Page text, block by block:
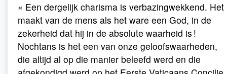
« Een dergelijk charisma is verbazingwekkend. Het
maakt van de mens als het ware een God, in de
zekerheid dat hij in de absolute waarheid is !
Nochtans is het een van onze geloofswaarheden,
die altijd al op die manier beleefd werd en die